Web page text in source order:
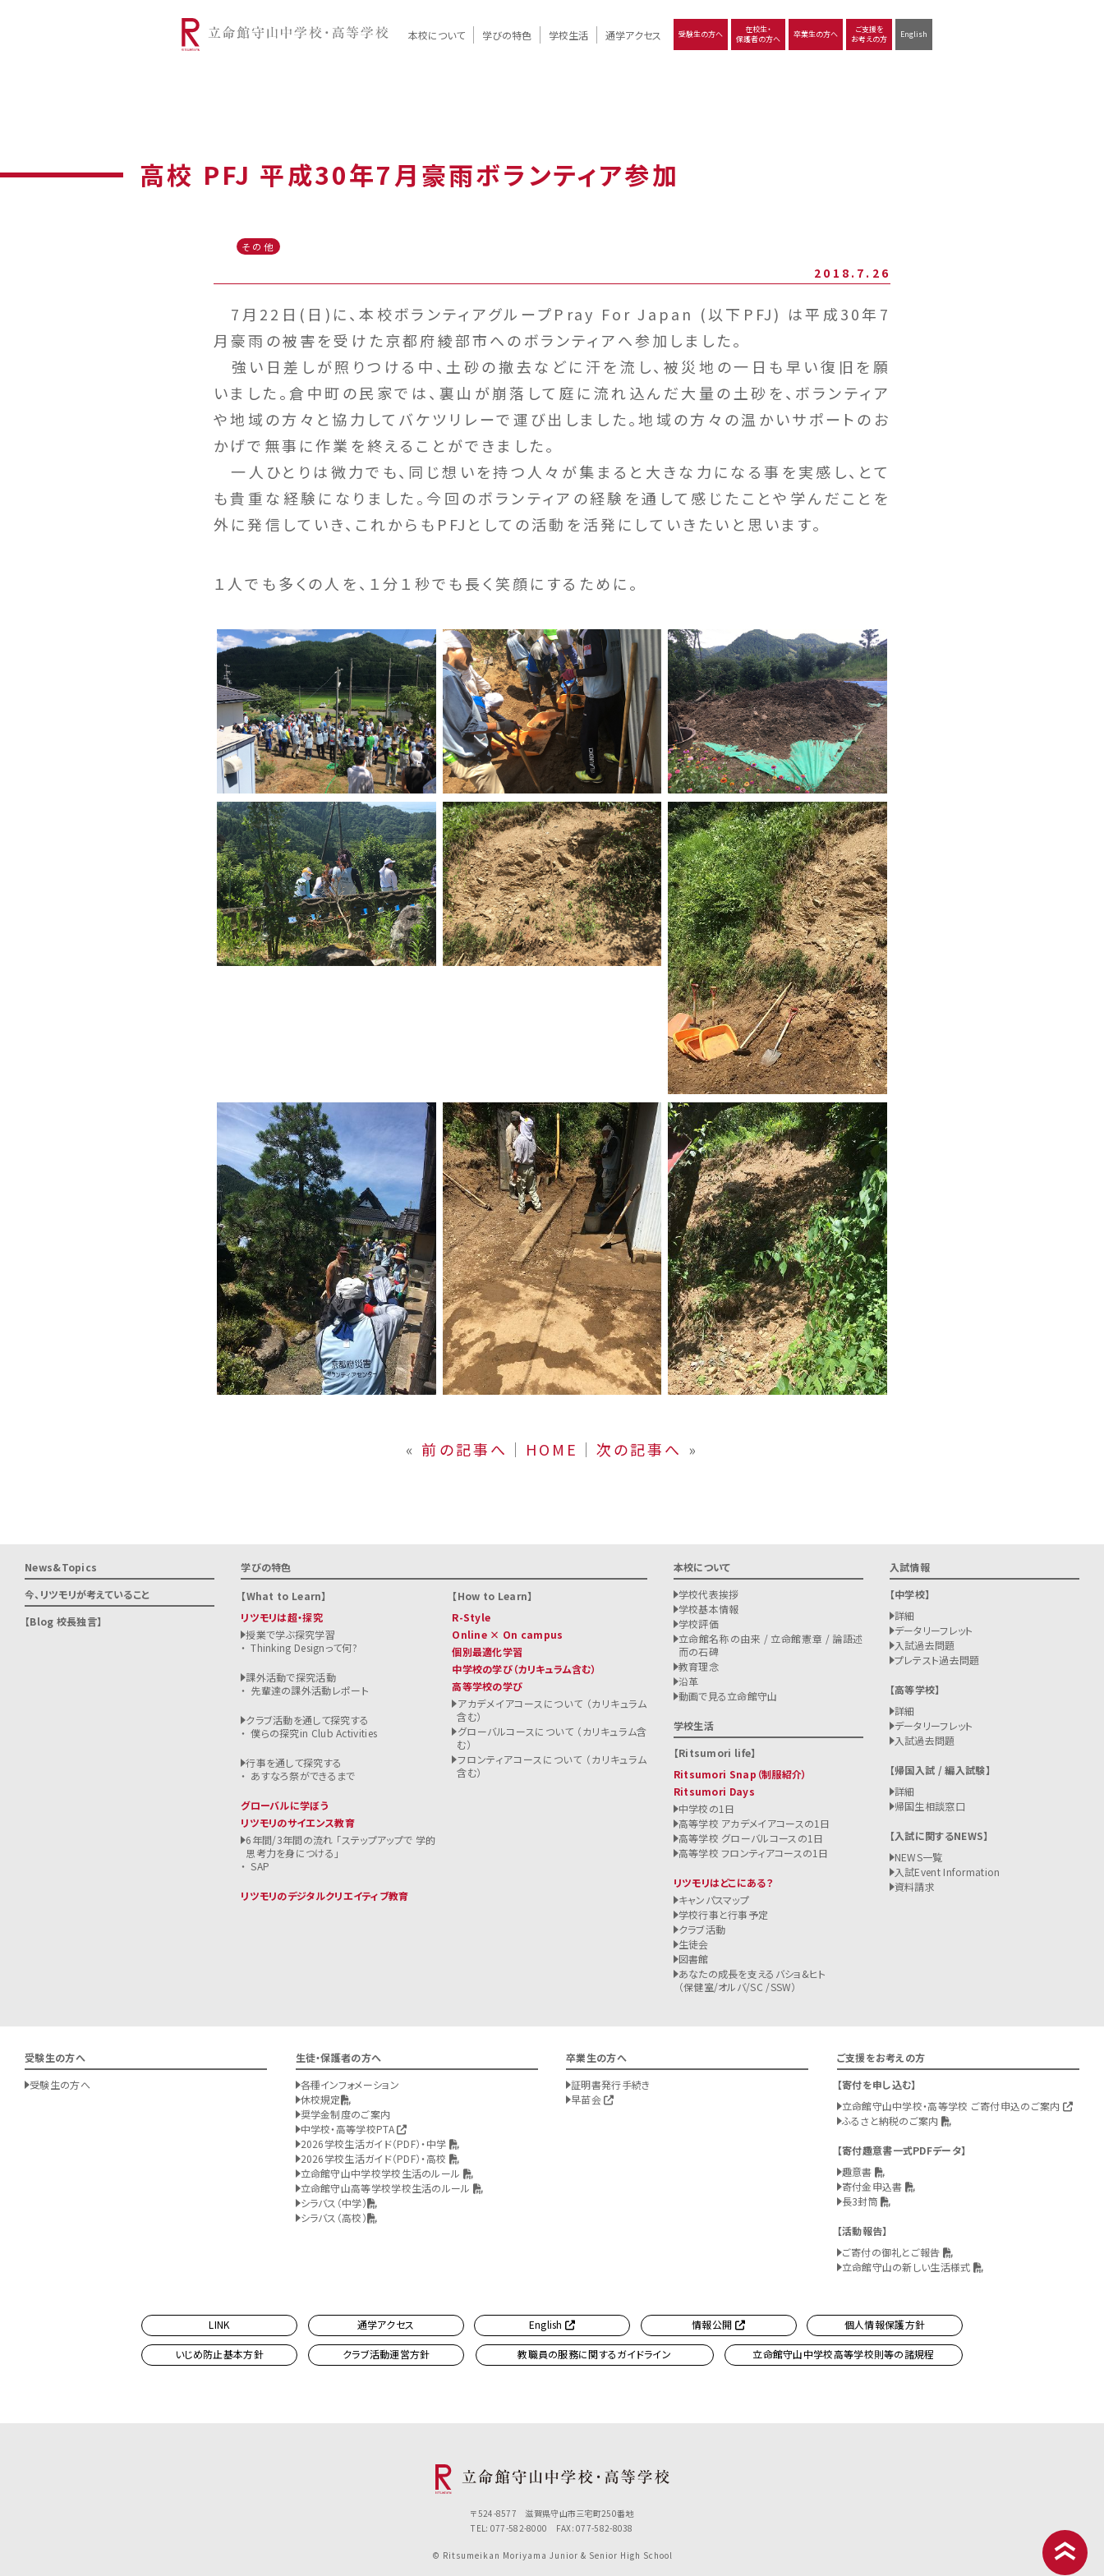
本校について 学びの特色 学校生活 通学アクセス 受験生の方へ
在校生・
保護者の方へ
卒業生の方へ
ご支援を
お考えの方
English
高校 PFJ 平成30年7月豪雨ボランティア参加
その他
2018.7.26
7月22日(日)に、本校ボランティアグループPray For Japan (以下PFJ) は平成30年7
月豪雨の被害を受けた京都府綾部市へのボランティアへ参加しました。
強い日差しが照りつける中、土砂の撤去などに汗を流し、被災地の一日も早い復旧を願
いました。倉中町の民家では、裏山が崩落して庭に流れ込んだ大量の土砂を、ボランティア
や地域の方々と協力してバケツリレーで運び出しました。地域の方々の温かいサポートのお
かげで無事に作業を終えることができました。
一人ひとりは微力でも、同じ想いを持つ人々が集まると大きな力になる事を実感し、とて
も貴重な経験になりました。今回のボランティアの経験を通して感じたことや学んだことを
外に発信していき、これからもPFJとしての活動を活発にしていきたいと思います。
１人でも多くの人を、１分１秒でも長く笑顔にするために。
« 前の記事へ │ HOME │ 次の記事へ »
News&Topics
今、リツモリが考えていること
Blog 校長独言
学びの特色
What to Learn
リツモリは超・探究
授業で学ぶ探究学習
Thinking Designって何?
課外活動で探究活動
先輩達の課外活動レポート
クラブ活動を通して探究する
僕らの探究in Club Activities
行事を通して探究する
あすなろ祭ができるまで
グローバルに学ぼう
リツモリのサイエンス教育
6年間/3年間の流れ 「ステップアップで 学的
思考力を身につける」
SAP
リツモリのデジタルクリエイティブ教育
How to Learn
R-Style
Online × On campus
個別最適化学習
中学校の学び（カリキュラム含む）
高等学校の学び
アカデメイアコースについて （カリキュラム
含む）
グローバルコースについて （カリキュラム含
む）
フロンティアコースについて （カリキュラム
含む）
本校について
学校代表挨拶
学校基本情報
学校評価
立命館名称の由来 / 立命館憲章 / 論語述
而の石碑
教育理念
沿革
動画で見る立命館守山
学校生活
Ritsumori life
Ritsumori Snap（制服紹介）
Ritsumori Days
中学校の1日
高等学校 アカデメイアコースの1日
高等学校 グローバルコースの1日
高等学校 フロンティアコースの1日
リツモリはどこにある？
キャンパスマップ
学校行事と行事予定
クラブ活動
生徒会
図書館
あなたの成長を支えるバショ&ヒト
（保健室/オルバ/SC /SSW）
入試情報
中学校
詳細
データリーフレット
入試過去問題
プレテスト過去問題
高等学校
詳細
データリーフレット
入試過去問題
帰国入試 / 編入試験
詳細
帰国生相談窓口
入試に関するNEWS
NEWS一覧
入試Event Information
資料請求
受験生の方へ
受験生の方へ
生徒・保護者の方へ
各種インフォメーション
休校規定
奨学金制度のご案内
中学校・高等学校PTA
2026学校生活ガイド（PDF）・中学
2026学校生活ガイド（PDF）・高校
立命館守山中学校学校生活のルール
立命館守山高等学校学校生活のルール
シラバス（中学）
シラバス（高校）
卒業生の方へ
証明書発行手続き
早苗会
ご支援をお考えの方
寄付を申し込む
立命館守山中学校・高等学校 ご寄付申込のご案内
ふるさと納税のご案内
寄付趣意書一式PDFデータ
趣意書
寄付金申込書
長3封筒
活動報告
ご寄付の御礼とご報告
立命館守山の新しい生活様式
LINK 通学アクセス English 情報公開 個人情報保護方針
いじめ防止基本方針 クラブ活動運営方針 教職員の服務に関するガイドライン 立命館守山中学校高等学校則等の諸規程
〒524-8577 滋賀県守山市三宅町250番地
TEL: 077-582-8000 FAX: 077-582-8038
© Ritsumeikan Moriyama Junior & Senior High School